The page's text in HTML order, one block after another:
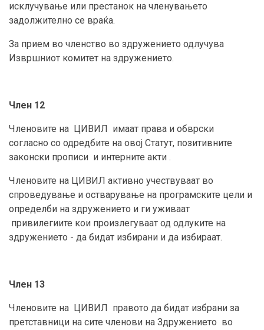
исклучување или престанок на членувањето
задолжително се враќа.
За прием во членство во здружението одлучува
Извршниот комитет на здружението.
Член 12
Членовите на ЦИВИЛ имаат права и обврски
согласно со одредбите на овој Статут, позитивните
законски прописи и интерните акти .
Членовите на ЦИВИЛ активно учествуваат во
спроведување и остварување на програмските цели и
определби на здружението и ги уживаат
привилегиите кои произлегуваат од одлуките на
здружението - да бидат избирани и да избираат.
Член 13
Членовите на ЦИВИЛ правото да бидат избрани за
претставници на сите членови на Здружението во